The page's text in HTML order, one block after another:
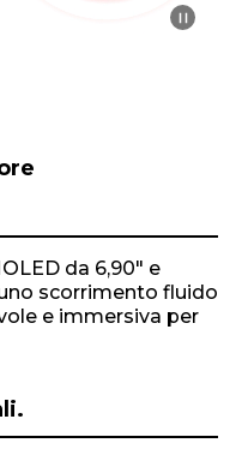
da 6,90" e
scorrimento fluido
e immersiva per